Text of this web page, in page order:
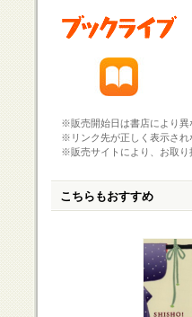
※販売開始日は書店により異
※リンク先が正しく表示され
※販売サイトにより、お取り
こちらもおすすめ